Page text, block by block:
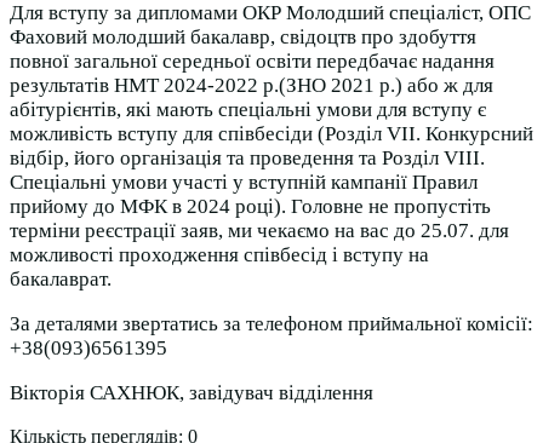
Для вступу за дипломами ОКР Молодший спеціаліст, ОПС
Фаховий молодший бакалавр, свідоцтв про здобуття
повної загальної середньої освіти передбачає надання
результатів НМТ 2024-2022 р.(ЗНО 2021 р.) або ж для
абітурієнтів, які мають спеціальні умови для вступу є
можливість вступу для співбесіди (Розділ VII. Конкурсний
відбір, його організація та проведення та Розділ VIII.
Спеціальні умови участі у вступній кампанії Правил
прийому до МФК в 2024 році). Головне не пропустіть
терміни реєстрації заяв, ми чекаємо на вас до 25.07. для
можливості проходження співбесід і вступу на
бакалаврат.
За деталями звертатись за телефоном приймальної комісії:
+38(093)6561395
Вікторія САХНЮК, завідувач відділення
Кількість переглядів: 0